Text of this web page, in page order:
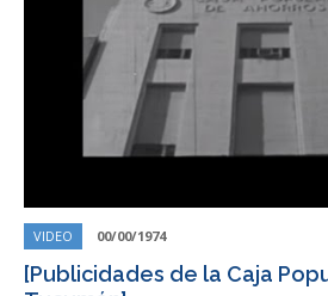
VIDEO 00/00/1974
[Publicidades de la Caja